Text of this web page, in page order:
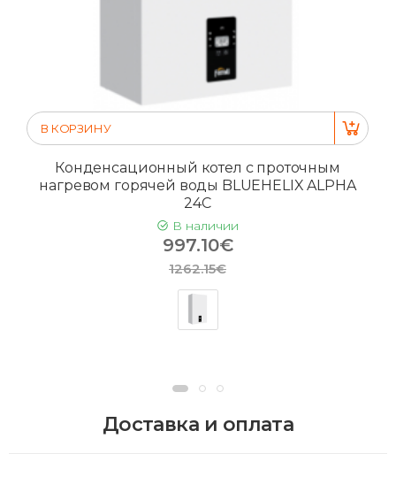
В КОРЗИНУ
Конденсационный котел с проточным
нагревом горячей воды BLUEHELIX ALPHA
24C
В наличии
997.10€
1262.15€
Доставка и оплата